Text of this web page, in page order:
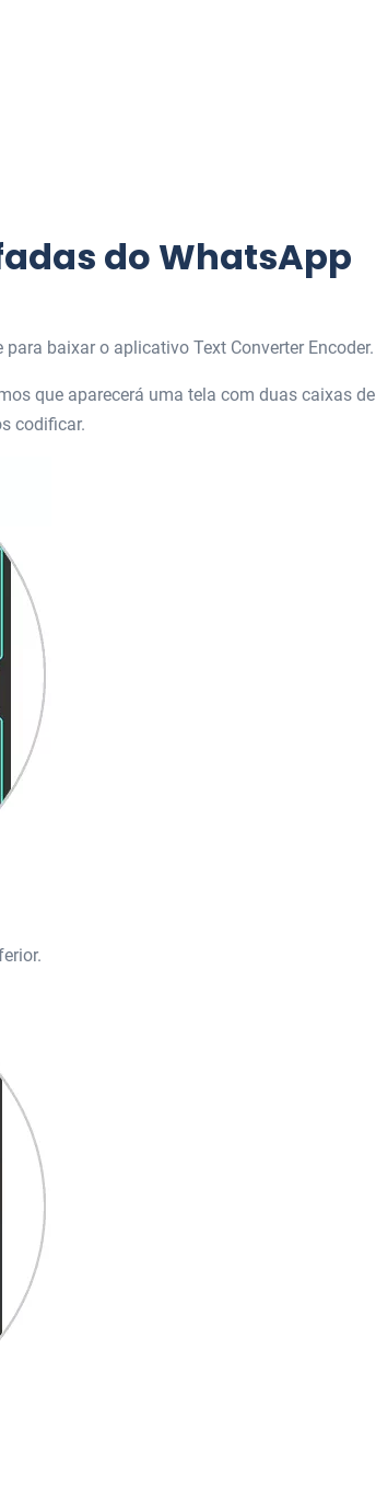
do WhatsApp
baixar o aplicativo Text Converter Encoder.
que aparecerá uma tela com duas caixas de
codificar.